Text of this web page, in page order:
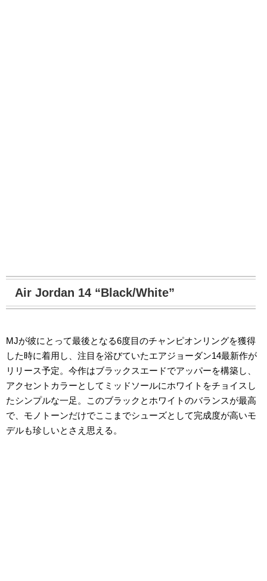
Air Jordan 14 “Black/White”
MJが彼にとって最後となる6度目のチャンピオンリングを獲得
した時に着用し、注目を浴びていたエアジョーダン14最新作が
リリース予定。今作はブラックスエードでアッパーを構築し、
アクセントカラーとしてミッドソールにホワイトをチョイスし
たシンプルな一足。このブラックとホワイトのバランスが最高
で、モノトーンだけでここまでシューズとして完成度が高いモ
デルも珍しいとさえ思える。